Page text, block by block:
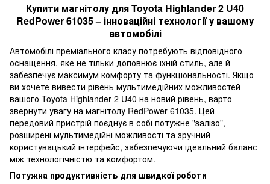
Купити магнітолу для Toyota Highlander 2 U40
RedPower 61035 – інноваційні технології у вашому
автомобілі
Автомобілі преміального класу потребують відповідного
оснащення, яке не тільки доповнює їхній стиль, але й
забезпечує максимум комфорту та функціональності. Якщо
ви хочете вивести рівень мультимедійних можливостей
вашого Toyota Highlander 2 U40 на новий рівень, варто
звернути увагу на магнітолу RedPower 61035. Цей
передовий пристрій поєднує в собі потужне "залізо",
розширені мультимедійні можливості та зручний
користувацький інтерфейс, забезпечуючи ідеальний баланс
між технологічністю та комфортом.
Потужна продуктивність для швидкої роботи